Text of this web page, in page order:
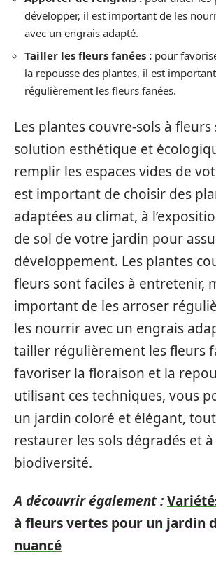
développer, il est important de les
avec un engrais adapté.
Tailler les fleurs fanées : pour
la repousse des plantes, il est
régulièrement les fleurs fanées.
Les plantes couvre-sols à
solution esthétique et
remplir les espaces vides de
est important de choisir des
adaptées au climat, à
de sol de votre jardin pour
développement. Les plantes
fleurs sont faciles à entretenir,
important de les arroser
les nourrir avec un engrais
tailler régulièrement les fleurs
favoriser la floraison et la
utilisant ces techniques, vous
un jardin coloré et élégant,
restaurer les sols dégradés et
biodiversité.
A découvrir également :
à fleurs vertes pour un jardin
nuancé